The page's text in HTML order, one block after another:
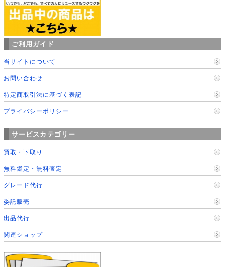
ご利用ガイド
当サイトについて
お問い合わせ
特定商取引法に基づく表記
プライバシーポリシー
サービスカテゴリー
買取・下取り
無料鑑定・無料査定
グレード代行
委託販売
出品代行
関連ショップ